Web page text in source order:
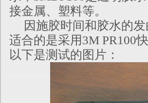
接金属、塑料等。
因施胶时间和胶水的发
适合的是采用3M PR100快
以下是测试的图片：